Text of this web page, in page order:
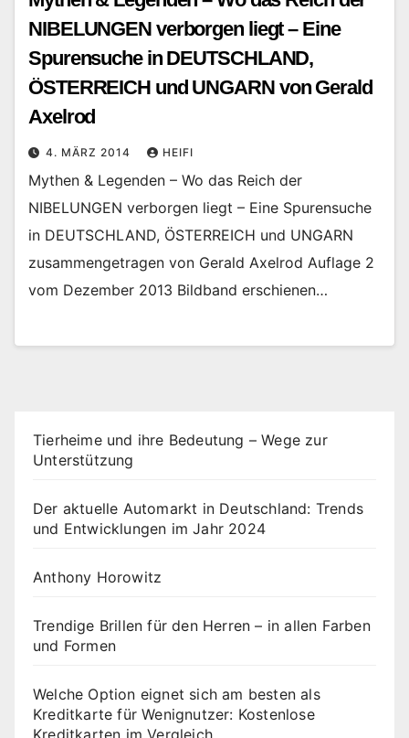
NIBELUNGEN verborgen liegt – Eine
Spurensuche in DEUTSCHLAND,
ÖSTERREICH und UNGARN von Gerald
Axelrod
4. MÄRZ 2014 HEIFI
Mythen & Legenden – Wo das Reich der
NIBELUNGEN verborgen liegt – Eine Spurensuche
in DEUTSCHLAND, ÖSTERREICH und UNGARN
zusammengetragen von Gerald Axelrod Auflage 2
vom Dezember 2013 Bildband erschienen…
Tierheime und ihre Bedeutung – Wege zur
Unterstützung
Der aktuelle Automarkt in Deutschland: Trends
und Entwicklungen im Jahr 2024
Anthony Horowitz
Trendige Brillen für den Herren – in allen Farben
und Formen
Welche Option eignet sich am besten als
Kreditkarte für Wenignutzer: Kostenlose
Kreditkarten im Vergleich